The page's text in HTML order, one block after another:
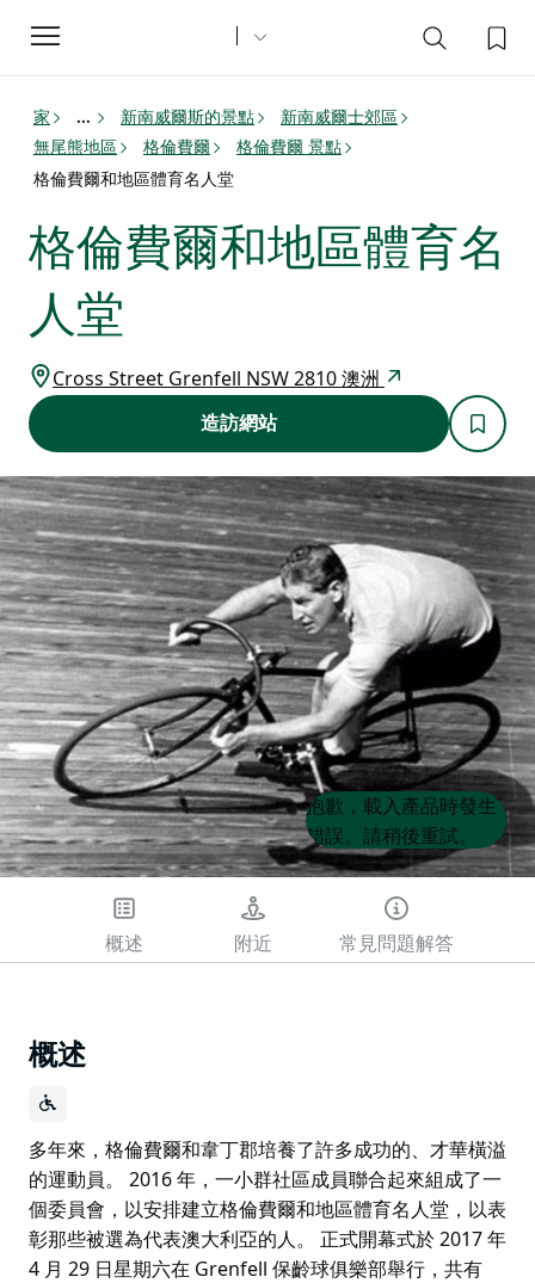
Toggle
navigation
家 ... 新南威爾斯的景點
新南威爾士郊區
無尾熊地區
格倫費爾
格倫費爾 景點
格倫費爾和地區體育名人堂
格倫費爾和地區體育名
人堂
Cross Street Grenfell NSW 2810 澳洲
造訪網站
Product
List
Product
List
抱歉，載入產品時發生
錯誤。請稍後重試。
概述 附近 常見問題解答
概述
多年來，格倫費爾和韋丁郡培養了許多成功的、才華橫溢
的運動員。 2016 年，一小群社區成員聯合起來組成了一
個委員會，以安排建立格倫費爾和地區體育名人堂，以表
彰那些被選為代表澳大利亞的人。 正式開幕式於 2017 年
4 月 29 日星期六在 Grenfell 保齡球俱樂部舉行，共有